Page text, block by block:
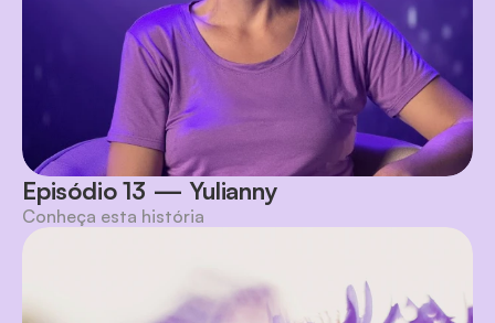
Episódio 13 — Yulianny
Conheça esta história